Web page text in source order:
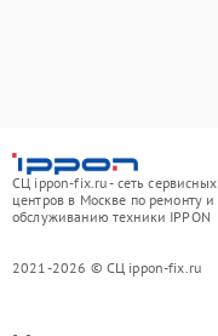
СЦ ippon-fix.ru - сеть сервисных
центров в Москве по ремонту и
обслуживанию техники IPPON
2021-2026 © СЦ ippon-fix.ru